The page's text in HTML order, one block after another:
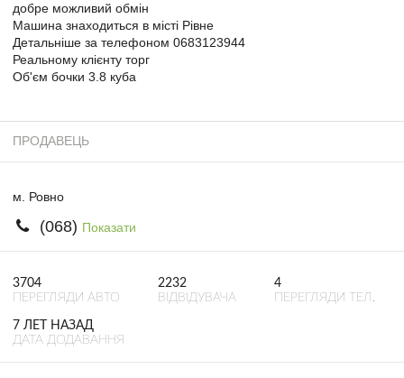
добре можливий обмін
Машина знаходиться в місті Рівне
Детальніше за телефоном 0683123944
Реальному клієнту торг
Об'єм бочки 3.8 куба
ПРОДАВЕЦЬ
м. Ровно
(068) Показати
3704
ПЕРЕГЛЯДИ АВТО
2232
ВІДВІДУВАЧА
4
ПЕРЕГЛЯДИ ТЕЛ.
7 ЛЕТ НАЗАД
ДАТА ДОДАВАННЯ